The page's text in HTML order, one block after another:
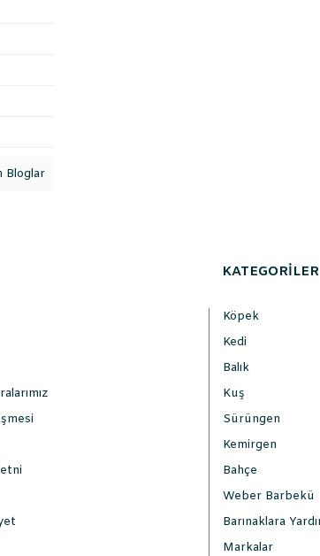
Bloglar
KATEGORİLER
Köpek
Kedi
Balık
Kuş
Sürüngen
Kemirgen
Bahçe
Weber Barbekü
Barınaklara
Markalar